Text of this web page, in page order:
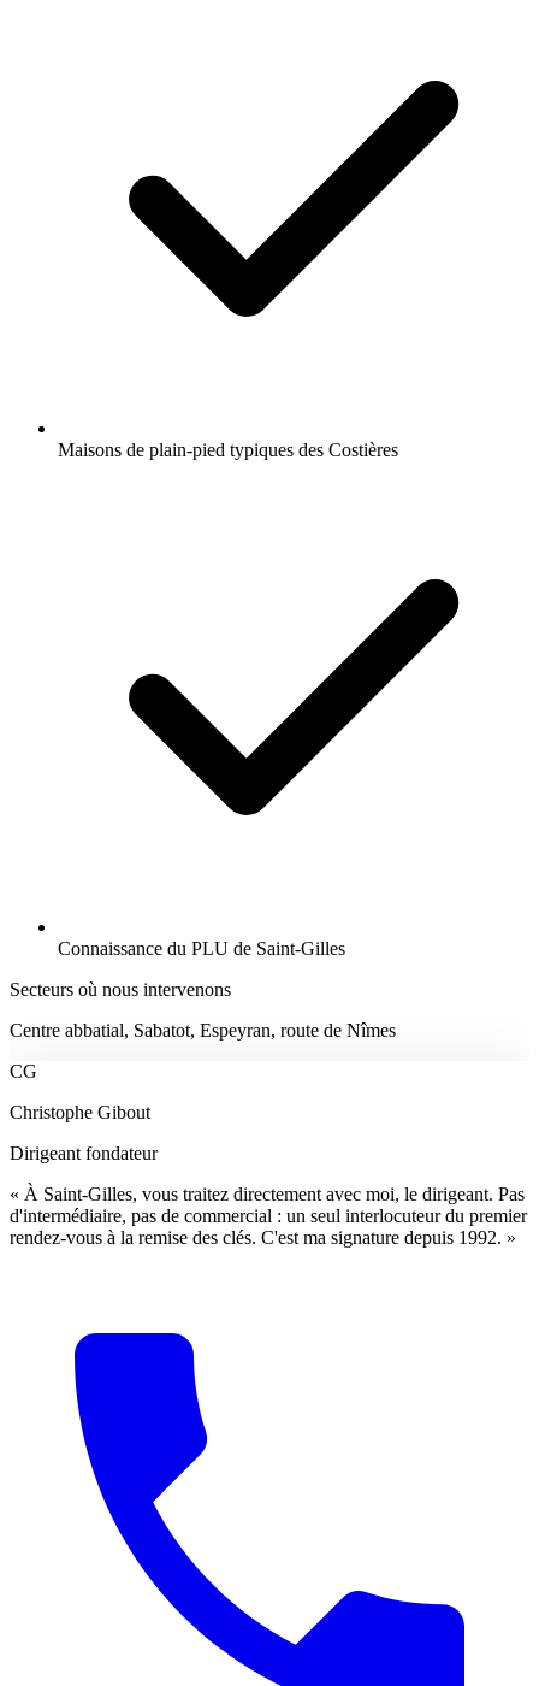
Maisons de plain-pied typiques des Costières
Connaissance du PLU de Saint-Gilles
Secteurs où nous intervenons
Centre abbatial, Sabatot, Espeyran, route de Nîmes
CG
Christophe Gibout
Dirigeant fondateur
« À Saint-Gilles, vous traitez directement avec moi, le dirigeant. Pas
d'intermédiaire, pas de commercial : un seul interlocuteur du premier
rendez-vous à la remise des clés. C'est ma signature depuis 1992. »